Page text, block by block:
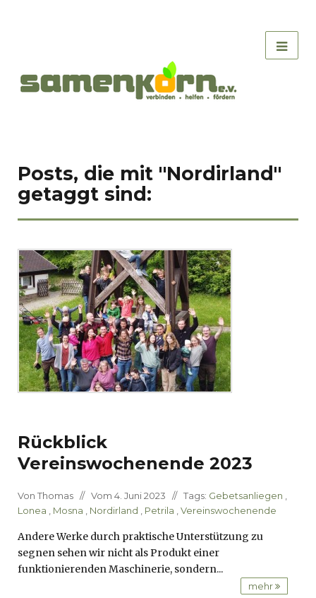
Posts, die mit "Nordirland"
getaggt sind:
Rückblick
Vereinswochenende 2023
Von Thomas // Vom 4. Juni 2023 // Tags: Gebetsanliegen
Lonea
Mosna Nordirland Petrila Vereinswochenende
Andere Werke durch praktische Unterstützung zu
segnen sehen wir nicht als Produkt einer
funktionierenden Maschinerie, sondern...
mehr